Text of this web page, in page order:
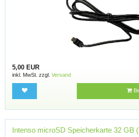
5,00 EUR
inkl. MwSt. zzgl. Versand
Intenso microSD Speicherkarte 32 GB